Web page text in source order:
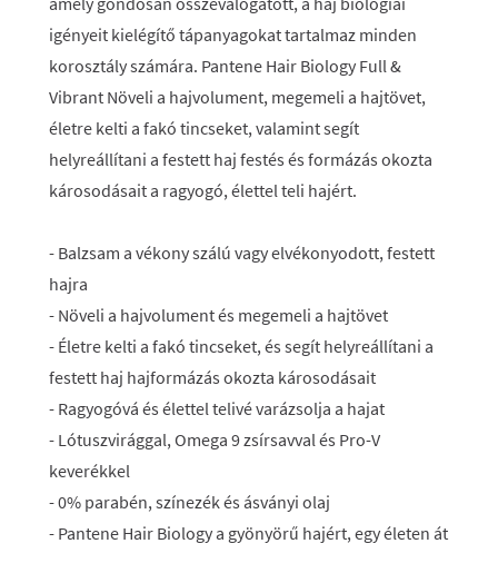
igényeit kielégítő tápanyagokat tartalmaz minden
korosztály számára. Pantene Hair Biology Full &
Vibrant Növeli a hajvolument, megemeli a hajtövet,
életre kelti a fakó tincseket, valamint segít
helyreállítani a festett haj festés és formázás okozta
károsodásait a ragyogó, élettel teli hajért.
- Balzsam a vékony szálú vagy elvékonyodott, festett
hajra
- Növeli a hajvolument és megemeli a hajtövet
- Életre kelti a fakó tincseket, és segít helyreállítani a
festett haj hajformázás okozta károsodásait
- Ragyogóvá és élettel telivé varázsolja a hajat
- Lótuszvirággal, Omega 9 zsírsavval és Pro-V
keverékkel
- 0% parabén, színezék és ásványi olaj
- Pantene Hair Biology a gyönyörű hajért, egy életen át